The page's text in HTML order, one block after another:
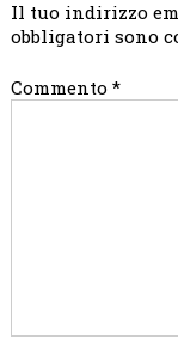
Il tuo indirizzo
obbligatori sono
Commento *